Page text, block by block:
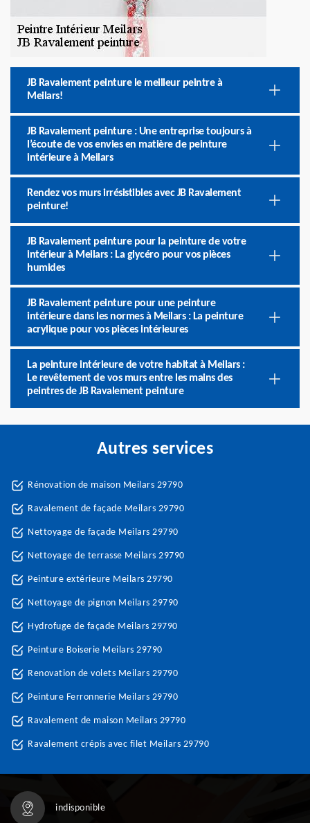
JB Ravalement peinture le meilleur peintre à
Meilars!
JB Ravalement peinture : Une entreprise toujours à
l’écoute de vos envies en matière de peinture
intérieure à Meilars
Rendez vos murs irrésistibles avec JB Ravalement
peinture!
JB Ravalement peinture pour la peinture de votre
intérieur à Meilars : La glycéro pour vos pièces
humides
JB Ravalement peinture pour une peinture
intérieure dans les normes à Meilars : La peinture
acrylique pour vos pièces intérieures
La peinture intérieure de votre habitat à Meilars :
Le revêtement de vos murs entre les mains des
peintres de JB Ravalement peinture
Autres services
Rénovation de maison Meilars 29790
Ravalement de façade Meilars 29790
Nettoyage de façade Meilars 29790
Nettoyage de terrasse Meilars 29790
Peinture extérieure Meilars 29790
Nettoyage de pignon Meilars 29790
Hydrofuge de façade Meilars 29790
Peinture Boiserie Meilars 29790
Renovation de volets Meilars 29790
Peinture Ferronnerie Meilars 29790
Ravalement de maison Meilars 29790
Ravalement crépis avec filet Meilars 29790
indisponible